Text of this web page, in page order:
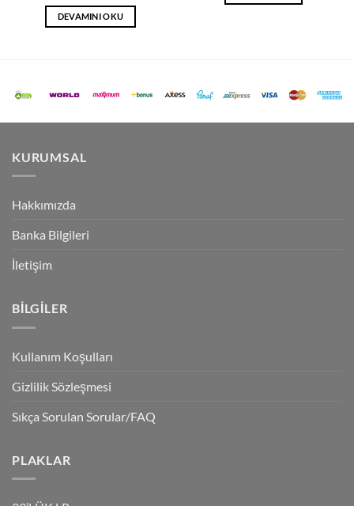
DEVAMINI OKU
KURUMSAL
Hakkımızda
Banka Bilgileri
İletişim
BILGILER
Kullanım Koşulları
Gizlilik Sözleşmesi
Sıkça Sorulan Sorular/FAQ
PLAKLAR